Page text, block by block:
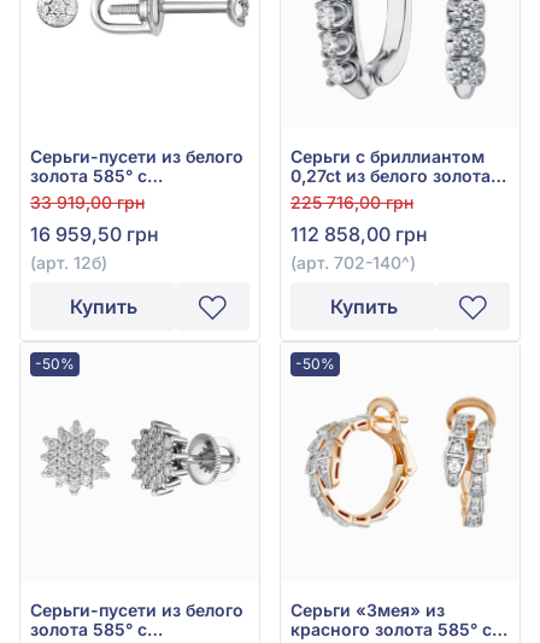
Серьги-пусети из белого
золота 585° с
бриллиантом 0,084ct,
арт. 12б
33 919,00 грн
16 959,50 грн
(арт. 12б)
Купить
Серьги с бриллиантом
0,27ct из белого золота
585°, арт. 702-140
225 716,00 грн
112 858,00 грн
(арт. 702-140^)
Купить
-50%
Серьги-пусети из белого
золота 585° с
-50%
Серьги «Змея» из
красного золота 585° с